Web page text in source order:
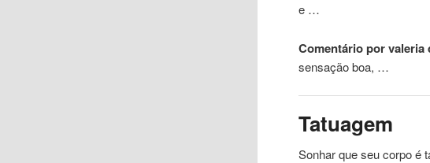
e …
Comentário por valeria
sensação boa, …
Tatuagem
Sonhar que seucorpoé